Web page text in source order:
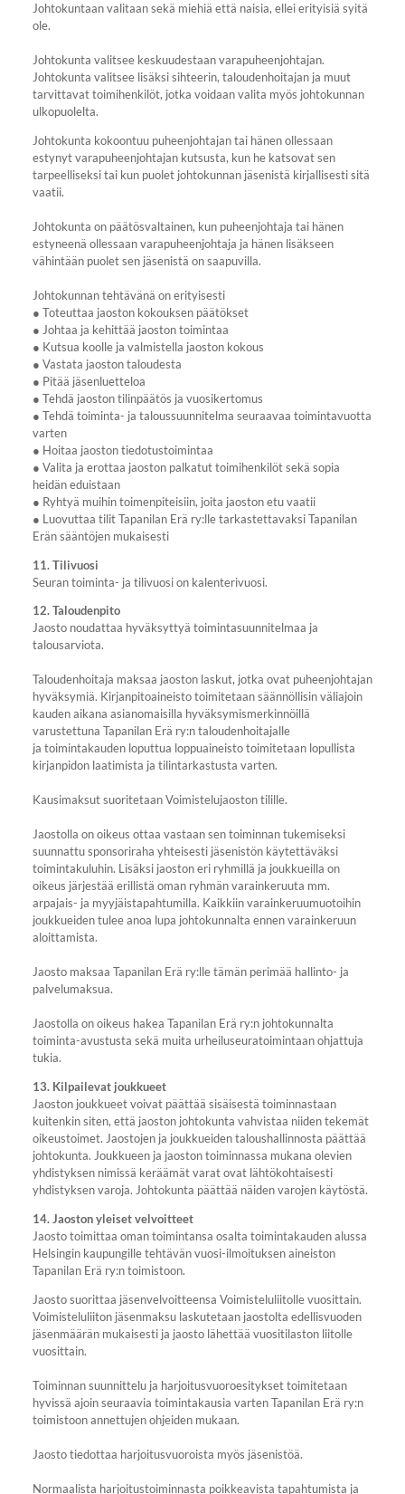
Johtokuntaan valitaan sekä miehiä että naisia, ellei erityisiä syitä
ole.
Johtokunta valitsee keskuudestaan varapuheenjohtajan.
Johtokunta valitsee lisäksi sihteerin, taloudenhoitajan ja muut
tarvittavat toimihenkilöt, jotka voidaan valita myös johtokunnan
ulkopuolelta.
Johtokunta kokoontuu puheenjohtajan tai hänen ollessaan
estynyt varapuheenjohtajan kutsusta, kun he katsovat sen
tarpeelliseksi tai kun puolet johtokunnan jäsenistä kirjallisesti sitä
vaatii.
Johtokunta on päätösvaltainen, kun puheenjohtaja tai hänen
estyneenä ollessaan varapuheenjohtaja ja hänen lisäkseen
vähintään puolet sen jäsenistä on saapuvilla.
Johtokunnan tehtävänä on erityisesti
● Toteuttaa jaoston kokouksen päätökset
● Johtaa ja kehittää jaoston toimintaa
● Kutsua koolle ja valmistella jaoston kokous
● Vastata jaoston taloudesta
● Pitää jäsenluetteloa
● Tehdä jaoston tilinpäätös ja vuosikertomus
● Tehdä toiminta- ja taloussuunnitelma seuraavaa toimintavuotta
varten
● Hoitaa jaoston tiedotustoimintaa
● Valita ja erottaa jaoston palkatut toimihenkilöt sekä sopia
heidän eduistaan
● Ryhtyä muihin toimenpiteisiin, joita jaoston etu vaatii
● Luovuttaa tilit Tapanilan Erä ry:lle tarkastettavaksi Tapanilan
Erän sääntöjen mukaisesti
11. Tilivuosi
Seuran toiminta- ja tilivuosi on kalenterivuosi.
12. Taloudenpito
Jaosto noudattaa hyväksyttyä toimintasuunnitelmaa ja
talousarviota.
Taloudenhoitaja maksaa jaoston laskut, jotka ovat puheenjohtajan
hyväksymiä. Kirjanpitoaineisto toimitetaan säännöllisin väliajoin
kauden aikana asianomaisilla hyväksymismerkinnöillä
varustettuna Tapanilan Erä ry:n taloudenhoitajalle
ja toimintakauden loputtua loppuaineisto toimitetaan lopullista
kirjanpidon laatimista ja tilintarkastusta varten.
Kausimaksut suoritetaan Voimistelujaoston tilille.
Jaostolla on oikeus ottaa vastaan sen toiminnan tukemiseksi
suunnattu sponsoriraha yhteisesti jäsenistön käytettäväksi
toimintakuluhin. Lisäksi jaoston eri ryhmillä ja joukkueilla on
oikeus järjestää erillistä oman ryhmän varainkeruuta mm.
arpajais- ja myyjäistapahtumilla. Kaikkiin varainkeruumuotoihin
joukkueiden tulee anoa lupa johtokunnalta ennen varainkeruun
aloittamista.
Jaosto maksaa Tapanilan Erä ry:lle tämän perimää hallinto- ja
palvelumaksua.
Jaostolla on oikeus hakea Tapanilan Erä ry:n johtokunnalta
toiminta-avustusta sekä muita urheiluseuratoimintaan ohjattuja
tukia.
13. Kilpailevat joukkueet
Jaoston joukkueet voivat päättää sisäisestä toiminnastaan
kuitenkin siten, että jaoston johtokunta vahvistaa niiden tekemät
oikeustoimet. Jaostojen ja joukkueiden taloushallinnosta päättää
johtokunta. Joukkueen ja jaoston toiminnassa mukana olevien
yhdistyksen nimissä keräämät varat ovat lähtökohtaisesti
yhdistyksen varoja. Johtokunta päättää näiden varojen käytöstä.
14. Jaoston yleiset velvoitteet
Jaosto toimittaa oman toimintansa osalta toimintakauden alussa
Helsingin kaupungille tehtävän vuosi-ilmoituksen aineiston
Tapanilan Erä ry:n toimistoon.
Jaosto suorittaa jäsenvelvoitteensa Voimisteluliitolle vuosittain.
Voimisteluliiton jäsenmaksu laskutetaan jaostolta edellisvuoden
jäsenmäärän mukaisesti ja jaosto lähettää vuositilaston liitolle
vuosittain.
Toiminnan suunnittelu ja harjoitusvuoroesitykset toimitetaan
hyvissä ajoin seuraavia toimintakausia varten Tapanilan Erä ry:n
toimistoon annettujen ohjeiden mukaan.
Jaosto tiedottaa harjoitusvuoroista myös jäsenistöä.
Normaalista harjoitustoiminnasta poikkeavista tapahtumista ja